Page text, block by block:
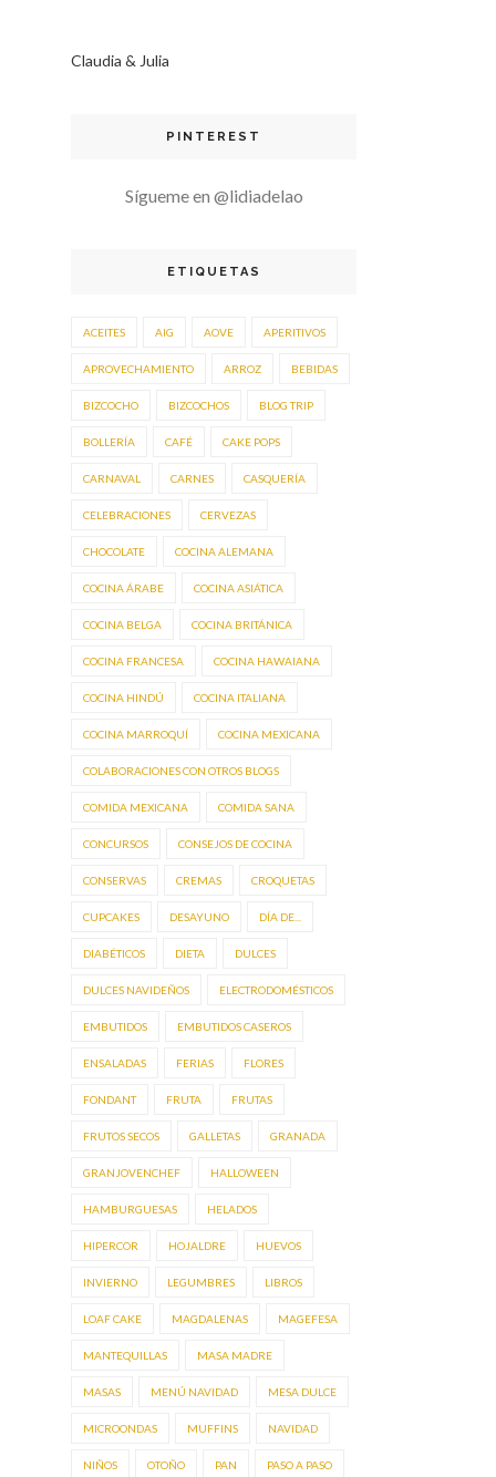
Claudia & Julia
PINTEREST
Sígueme en @lidiadelao
ETIQUETAS
ACEITES AIG AOVE APERITIVOS
APROVECHAMIENTO ARROZ BEBIDAS
BIZCOCHO BIZCOCHOS BLOG TRIP
BOLLERÍA CAFÉ CAKE POPS
CARNAVAL CARNES CASQUERÍA
CELEBRACIONES CERVEZAS
CHOCOLATE COCINA ALEMANA
COCINA ÁRABE COCINA ASIÁTICA
COCINA BELGA COCINA BRITÁNICA
COCINA FRANCESA COCINA HAWAIANA
COCINA HINDÚ COCINA ITALIANA
COCINA MARROQUÍ COCINA MEXICANA
COLABORACIONES CON OTROS BLOGS
COMIDA MEXICANA COMIDA SANA
CONCURSOS CONSEJOS DE COCINA
CONSERVAS CREMAS CROQUETAS
CUPCAKES DESAYUNO DÍA DE...
DIABÉTICOS DIETA DULCES
DULCES NAVIDEÑOS ELECTRODOMÉSTICOS
EMBUTIDOS EMBUTIDOS CASEROS
ENSALADAS FERIAS FLORES
FONDANT FRUTA FRUTAS
FRUTOS SECOS GALLETAS GRANADA
GRANJOVENCHEF HALLOWEEN
HAMBURGUESAS HELADOS
HIPERCOR HOJALDRE HUEVOS
INVIERNO LEGUMBRES LIBROS
LOAF CAKE MAGDALENAS MAGEFESA
MANTEQUILLAS MASA MADRE
MASAS MENÚ NAVIDAD MESA DULCE
MICROONDAS MUFFINS NAVIDAD
NIÑOS OTOÑO PAN PASO A PASO